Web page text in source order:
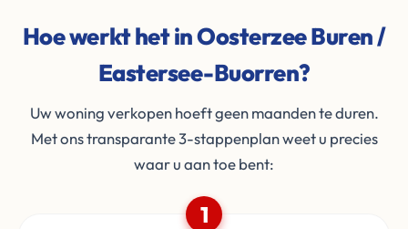
Hoe werkt het in Oosterzee Buren /
Eastersee-Buorren?
Uw woning verkopen hoeft geen maanden te duren.
Met ons transparante 3-stappenplan weet u precies
waar u aan toe bent:
1